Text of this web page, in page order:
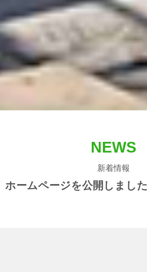
NEWS
新着情報
ホームページを公開しました